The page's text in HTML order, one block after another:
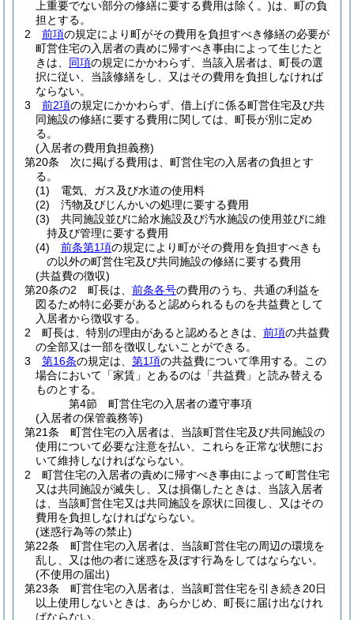
上重要でない部分の修繕に要する費用は除く。)は、町の負
担とする。
2
前項の規定により町がその費用を負担すべき修繕の必要が
町営住宅の入居者の責めに帰すべき事由によって生じたと
きは、 同項の規定にかかわらず、当該入居者は、町長の選
択に従い、当該修繕をし、又はその費用を負担しなければ
ならない。
3
前2項の規定にかかわらず、借上げに係る町営住宅及び共
同施設の修繕に要する費用に関しては、町長が別に定め
る。
(入居者の費用負担義務)
第20条
次に掲げる費用は、町営住宅の入居者の負担とす
る。
(1)
電気、ガス及び水道の使用料
(2)
汚物及びじんかいの処理に要する費用
(3)
共同施設並びに給水施設及び汚水施設の使用並びに維
持及び管理に要する費用
(4)
前条第1項の規定により町がその費用を負担すべきも
の以外の町営住宅及び共同施設の修繕に要する費用
(共益費の徴収)
第20条の2
町長は、 前条各号の費用のうち、共通の利益を
図るため特に必要があると認められるものを共益費として
入居者から徴収する。
2
町長は、特別の理由があると認めるときは、 前項の共益費
の全部又は一部を徴収しないことができる。
3
第16条の規定は、 第1項の共益費について準用する。
この
場合において「家賃」とあるのは「共益費」と読み替える
ものとする。
第4節
町営住宅の入居者の遵守事項
(入居者の保管義務等)
第21条
町営住宅の入居者は、当該町営住宅及び共同施設の
使用について必要な注意を払い、これらを正常な状態にお
いて維持しなければならない。
2
町営住宅の入居者の責めに帰すべき事由によって町営住宅
又は共同施設が滅失し、又は損傷したときは、当該入居者
は、当該町営住宅又は共同施設を原状に回復し、又はその
費用を負担しなければならない。
(迷惑行為等の禁止)
第22条
町営住宅の入居者は、当該町営住宅の周辺の環境を
乱し、又は他の者に迷惑を及ぼす行為をしてはならない。
(不使用の届出)
第23条
町営住宅の入居者は、当該町営住宅を引き続き20日
以上使用しないときは、あらかじめ、町長に届け出なけれ
ばならない。